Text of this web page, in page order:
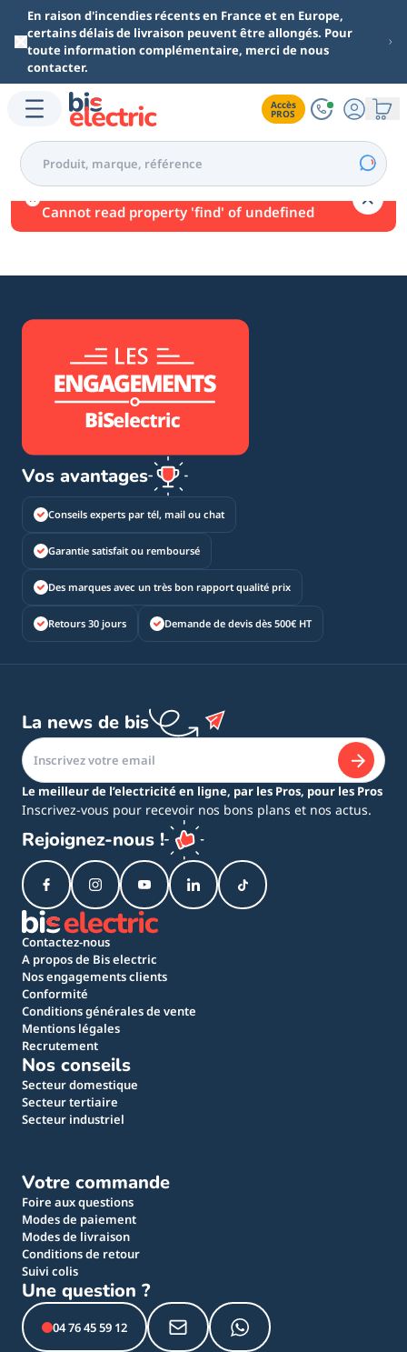
Aller au contenu principal
En raison d'incendies récents en France et en Europe,
certains délais de livraison peuvent être allongés. Pour
toute information complémentaire, merci de nous
contacter.
Accès
PROS
Une erreur est survenue.
Cannot read property 'find' of undefined
Vos avantages
Conseils experts par tél, mail ou chat
Garantie satisfait ou remboursé
Des marques avec un très bon rapport qualité prix
Retours 30 jours Demande de devis dès 500€ HT
La news de bis
Le meilleur de l’electricité en ligne, par les Pros, pour les Pros
Inscrivez-vous pour recevoir nos bons plans et nos actus.
Rejoignez-nous !
Contactez-nous
A propos de Bis electric
Nos engagements clients
Conformité
Conditions générales de vente
Mentions légales
Recrutement
Nos conseils
Secteur domestique
Secteur tertiaire
Secteur industriel
Votre commande
Foire aux questions
Modes de paiement
Modes de livraison
Conditions de retour
Suivi colis
Une question ?
04 76 45 59 12